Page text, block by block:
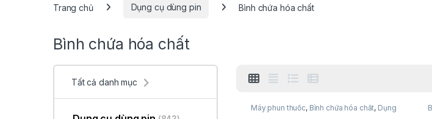
Trang chủ Dụng cụ dùng pin Bình chứa hóa chất
Bình chứa hóa chất
Máy phun thuốc, Bình chứa hóa chất, Dụng
cụ dùng pin
Tất cả danh mục